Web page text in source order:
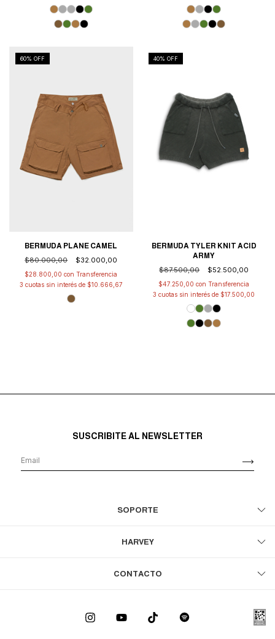
60% OFF
BERMUDA PLANE CAMEL
$80.000,00
$32.000,00
$28.800,00con
3 cuotas sin interés de $10.666,67
40% OFF
BERMUDA TYLER KNIT ACID
ARMY
$87.500,00
$52.500,00
$47.250,00con
3 cuotas sin interés de $17.500,00
SUSCRIBITE AL NEWSLETTER
SOPORTE
HARVEY
CONTACTO